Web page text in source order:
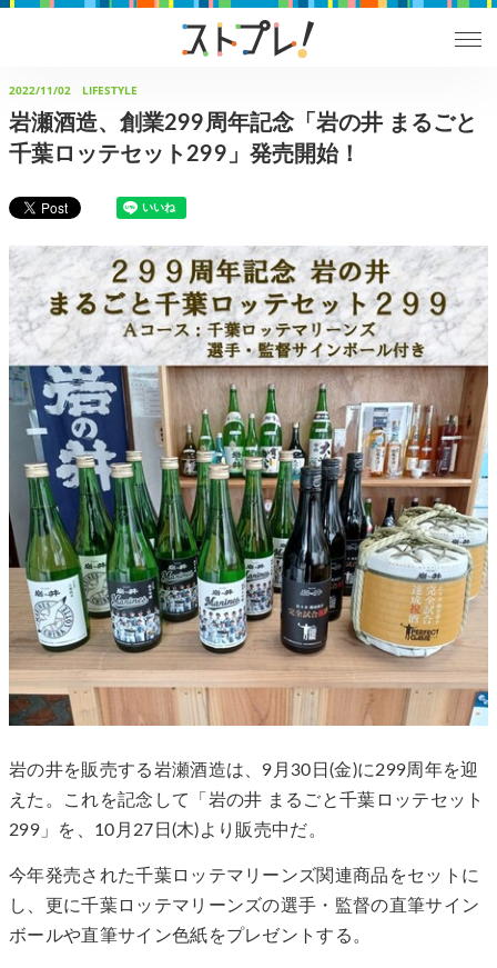
2022/11/02 LIFESTYLE
岩瀬酒造、創業299周年記念「岩の井 まるごと
千葉ロッテセット299」発売開始！
岩の井を販売する岩瀬酒造は、9月30日(金)に299周年を迎
えた。これを記念して「岩の井 まるごと千葉ロッテセット
299」を、10月27日(木)より販売中だ。
今年発売された千葉ロッテマリーンズ関連商品をセットに
し、更に千葉ロッテマリーンズの選手・監督の直筆サイン
ボールや直筆サイン色紙をプレゼントする。